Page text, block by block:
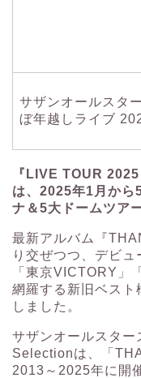
サザンオールスタ
ぼ年越しライブ
『LIVE TOUR
は、2025年1月から
ナ＆5大ドームツア
最新アルバム『
り交ぜつつ、デビ
「東京VICTORY」
網羅する新旧ベス
しました。
サザンオールスタ
Selectionは、「
2013～2025年に開